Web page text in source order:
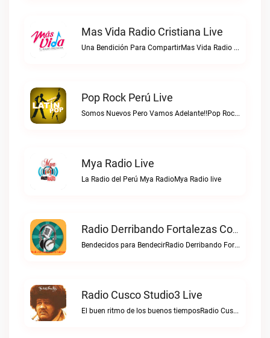
Mas Vida Radio Cristiana Live
Una Bendición Para CompartirMas Vida Radio Cristiana live
Pop Rock Perú Live
Somos Nuevos Pero Vamos Adelante!!Pop Rock Perú live
Mya Radio Live
La Radio del Perú Mya RadioMya Radio live
Radio Derribando Fortalezas Con Cristo Live
Bendecidos para BendecirRadio Derribando Fortalezas con Cristo live
Radio Cusco Studio3 Live
El buen ritmo de los buenos tiemposRadio Cusco Studio3 live